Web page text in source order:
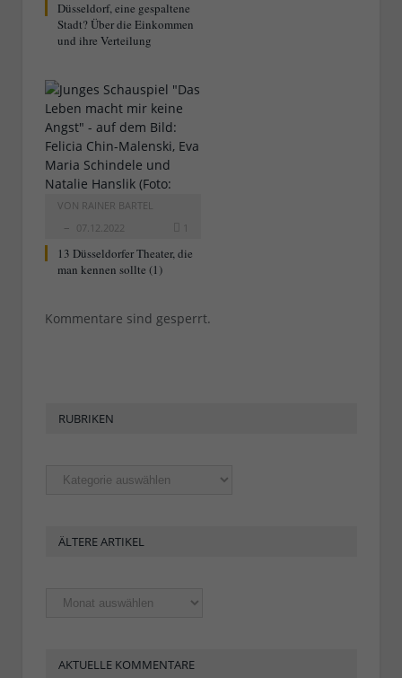
Düsseldorf, eine gespaltene
Stadt? Über die Einkommen
und ihre Verteilung
VON RAINER BARTEL
07.12.2022
1
13 Düsseldorfer Theater, die
man kennen sollte (1)
Kommentare sind gesperrt.
RUBRIKEN
Rubriken
ÄLTERE ARTIKEL
Ältere
Artikel
AKTUELLE KOMMENTARE